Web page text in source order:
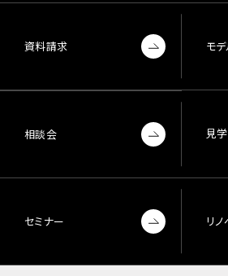
資料請求 モ
相談会 見
セミナー リ